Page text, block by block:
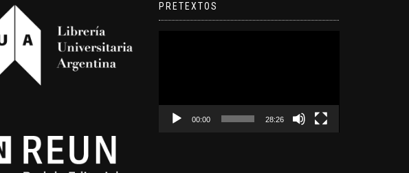
PRETEXTOS
00:00 28:26